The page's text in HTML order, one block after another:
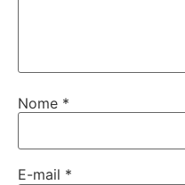
Nome *
E-mail *